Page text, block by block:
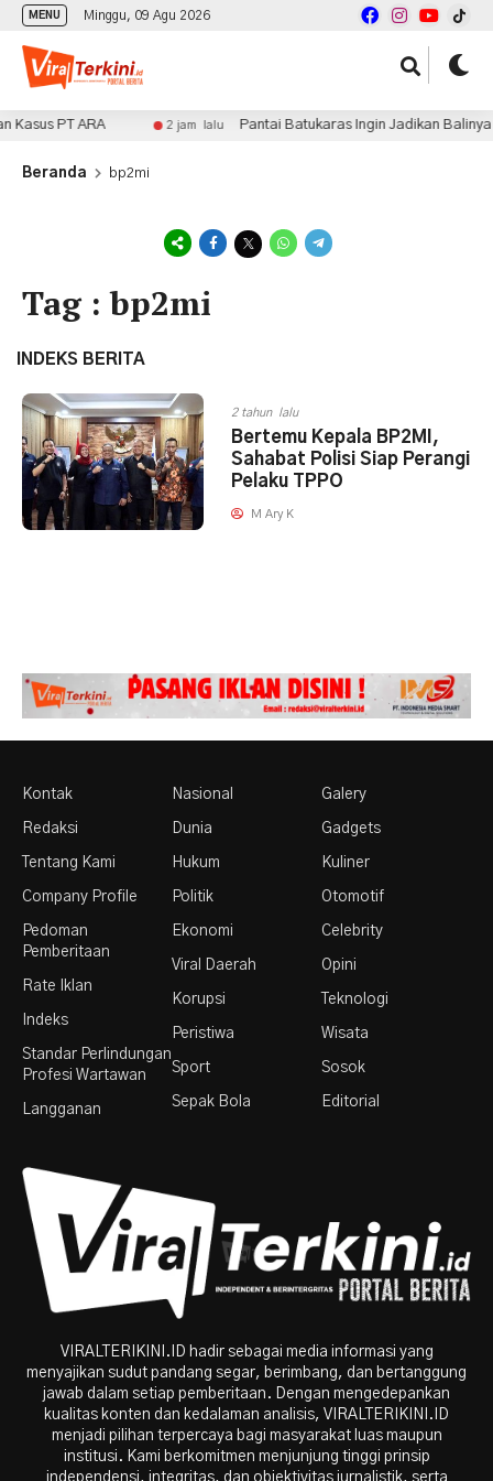
MENU Minggu, 09 Agu 2026
PT ARA 2 jam lalu Pantai Batukaras Ingin Jadikan Balinya
Beranda bp2mi
Tag : bp2mi
INDEKS BERITA
2 tahun lalu
Bertemu Kepala BP2MI,
Sahabat Polisi Siap Perangi
Pelaku TPPO
M Ary K
Kontak
Redaksi
Tentang Kami
Company Profile
Pedoman
Pemberitaan
Rate Iklan
Indeks
Standar Perlindungan
Profesi Wartawan
Langganan
Nasional
Dunia
Hukum
Politik
Ekonomi
Viral Daerah
Korupsi
Peristiwa
Sport
Sepak Bola
Galery
Gadgets
Kuliner
Otomotif
Celebrity
Opini
Teknologi
Wisata
Sosok
Editorial
VIRALTERIKINI.ID hadir sebagai media informasi yang
menyajikan sudut pandang segar, berimbang, dan bertanggung
jawab dalam setiap pemberitaan. Dengan mengedepankan
kualitas konten dan kedalaman analisis, VIRALTERIKINI.ID
menjadi pilihan terpercaya bagi masyarakat luas maupun
institusi. Kami berkomitmen menjunjung tinggi prinsip
independensi, integritas, dan objektivitas jurnalistik, serta